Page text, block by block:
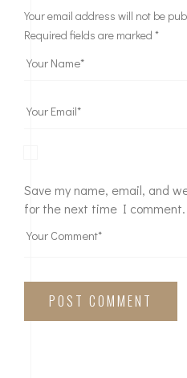
Your email address will not be
Required fields are marked *
Save my name, email, and
for the next time I comment.
POST COMMENT